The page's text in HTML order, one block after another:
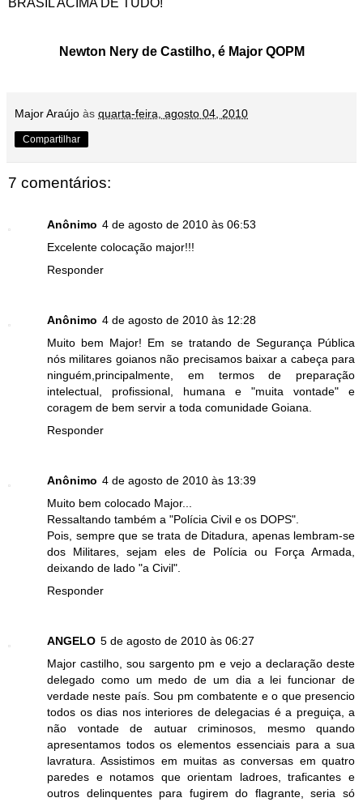
Newton Nery de Castilho, é Major QOPM
Major Araújo às quarta-feira, agosto 04, 2010
Compartilhar
7 comentários:
Anônimo 4 de agosto de 2010 às 06:53
Excelente colocação major!!!
Responder
Anônimo 4 de agosto de 2010 às 12:28
Muito bem Major! Em se tratando de Segurança Pública
nós militares goianos não precisamos baixar a cabeça para
ninguém,principalmente, em termos de preparação
intelectual, profissional, humana e "muita vontade" e
coragem de bem servir a toda comunidade Goiana.
Responder
Anônimo 4 de agosto de 2010 às 13:39
Muito bem colocado Major...
Ressaltando também a "Polícia Civil e os DOPS".
Pois, sempre que se trata de Ditadura, apenas lembram-se
dos Militares, sejam eles de Polícia ou Força Armada,
deixando de lado "a Civil".
Responder
ANGELO 5 de agosto de 2010 às 06:27
Major castilho, sou sargento pm e vejo a declaração deste
delegado como um medo de um dia a lei funcionar de
verdade neste país. Sou pm combatente e o que presencio
todos os dias nos interiores de delegacias é a preguiça, a
não vontade de autuar criminosos, mesmo quando
apresentamos todos os elementos essenciais para a sua
lavratura. Assistimos em muitas as conversas em quatro
paredes e notamos que orientam ladroes, traficantes e
outros delinquentes para fugirem do flagrante, seria só